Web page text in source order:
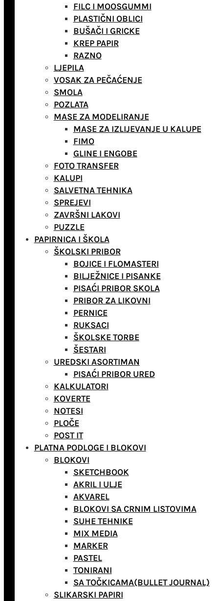
FILC I MOOSGUMMI
PLASTIČNI OBLICI
BUŠAČI I GRICKE
KREP PAPIR
RAZNO
LJEPILA
VOSAK ZA PEČAĆENJE
SMOLA
POZLATA
MASE ZA MODELIRANJE
MASE ZA IZLIJEVANJE U KALUPE
FIMO
GLINE I ENGOBE
FOTO TRANSFER
KALUPI
SALVETNA TEHNIKA
SPREJEVI
ZAVRŠNI LAKOVI
PUZZLE
PAPIRNICA I ŠKOLA
ŠKOLSKI PRIBOR
BOJICE I FLOMASTERI
BILJEŽNICE I PISANKE
PISAĆI PRIBOR SKOLA
PRIBOR ZA LIKOVNI
PERNICE
RUKSACI
ŠKOLSKE TORBE
ŠESTARI
UREDSKI ASORTIMAN
PISAĆI PRIBOR URED
KALKULATORI
KOVERTE
NOTESI
PLOČE
POST IT
PLATNA PODLOGE I BLOKOVI
BLOKOVI
SKETCHBOOK
AKRIL I ULJE
AKVAREL
BLOKOVI SA CRNIM LISTOVIMA
SUHE TEHNIKE
MIX MEDIA
MARKER
PASTEL
TONIRANI
SA TOČKICAMA(BULLET JOURNAL)
SLIKARSKI PAPIRI